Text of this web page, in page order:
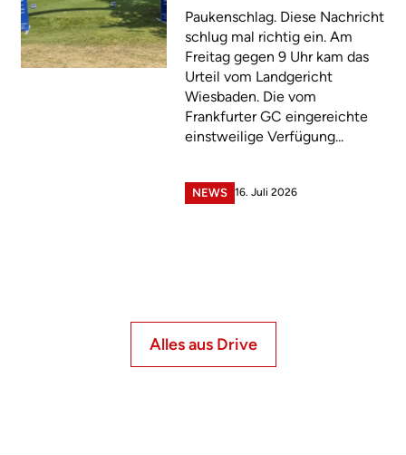
Paukenschlag. Diese Nachricht
schlug mal richtig ein. Am
Freitag gegen 9 Uhr kam das
Urteil vom Landgericht
Wiesbaden. Die vom
Frankfurter GC eingereichte
einstweilige Verfügung...
NEWS 16. Juli 2026
Alles aus Drive